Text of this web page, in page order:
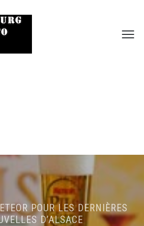
POUR LES DERNIÈRES
D’ALSACE